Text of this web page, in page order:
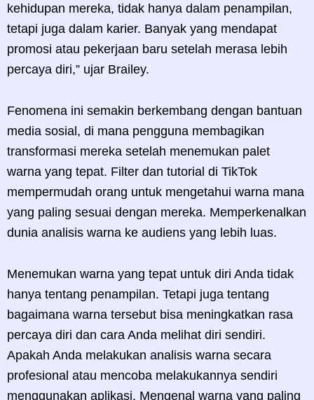
kehidupan mereka, tidak hanya dalam penampilan,
tetapi juga dalam karier. Banyak yang mendapat
promosi atau pekerjaan baru setelah merasa lebih
percaya diri,” ujar Brailey.
Fenomena ini semakin berkembang dengan bantuan
media sosial, di mana pengguna membagikan
transformasi mereka setelah menemukan palet
warna yang tepat. Filter dan tutorial di TikTok
mempermudah orang untuk mengetahui warna mana
yang paling sesuai dengan mereka. Memperkenalkan
dunia analisis warna ke audiens yang lebih luas.
Menemukan warna yang tepat untuk diri Anda tidak
hanya tentang penampilan. Tetapi juga tentang
bagaimana warna tersebut bisa meningkatkan rasa
percaya diri dan cara Anda melihat diri sendiri.
Apakah Anda melakukan analisis warna secara
profesional atau mencoba melakukannya sendiri
menggunakan aplikasi. Mengenal warna yang paling